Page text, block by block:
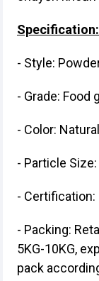
Specification:
- Style:
- Grade: Food
- Color:
- Particle
- Certification:
- Packing:
5KG-10KG,
pack